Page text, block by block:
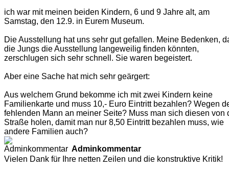
ich war mit meinen beiden Kindern, 6 und 9 Jahre alt, am
Samstag, den 12.9. in Eurem Museum.
Die Ausstellung hat uns sehr gut gefallen. Meine Bedenken,
die Jungs die Ausstellung langeweilig finden könnten,
zerschlugen sich sehr schnell. Sie waren begeistert.
Aber eine Sache hat mich sehr geärgert:
Aus welchem Grund bekomme ich mit zwei Kindern keine
Familienkarte und muss 10,- Euro Eintritt bezahlen? Wegen
fehlenden Mann an meiner Seite? Muss man sich diesen von
Straße holen, damit man nur 8,50 Eintritt bezahlen muss, wie
andere Familien auch?
Adminkommentar
Vielen Dank für Ihre netten Zeilen und die konstruktive Kritik!